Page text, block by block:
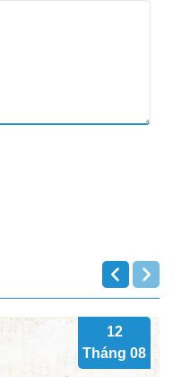
12
Tháng 08